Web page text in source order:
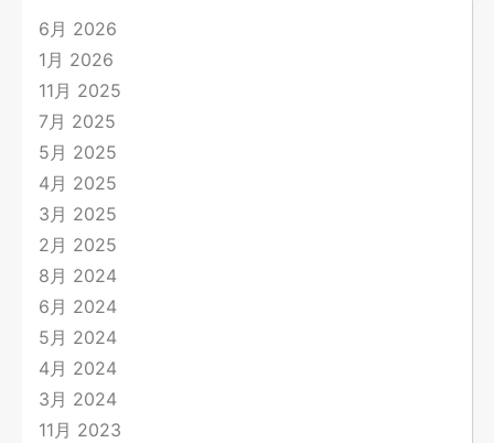
6月 2026
1月 2026
11月 2025
7月 2025
5月 2025
4月 2025
3月 2025
2月 2025
8月 2024
6月 2024
5月 2024
4月 2024
3月 2024
11月 2023